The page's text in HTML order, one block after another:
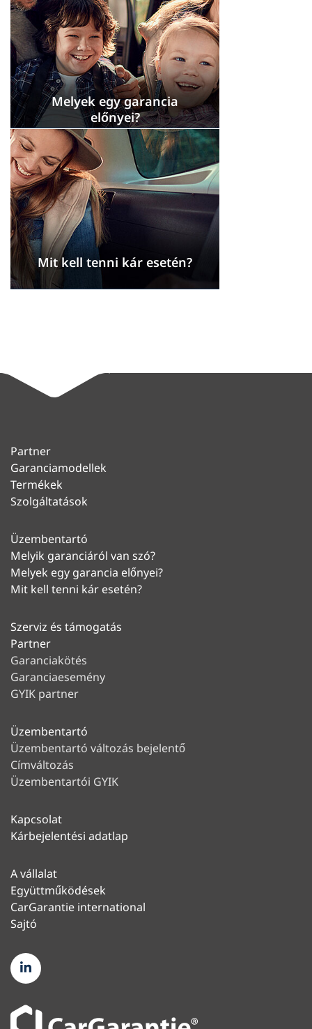
Melyek egy garancia
előnyei?
Mit kell tenni kár esetén?
Partner
Garanciamodellek
Termékek
Szolgáltatások
Üzembentartó
Melyik garanciáról van szó?
Melyek egy garancia előnyei?
Mit kell tenni kár esetén?
Szerviz és támogatás
Partner
Garanciakötés
Garanciaesemény
GYIK partner
Üzembentartó
Üzembentartó változás bejelentő
Címváltozás
Üzembentartói GYIK
Kapcsolat
Kárbejelentési adatlap
A vállalat
Együttműködések
CarGarantie international
Sajtó